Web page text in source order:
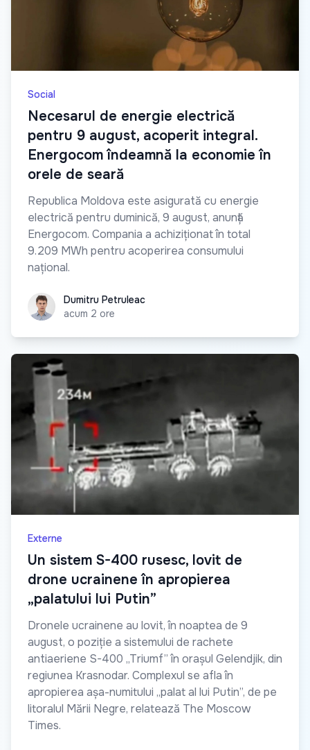
Social
Necesarul de energie electrică
pentru 9 august, acoperit integral.
Energocom îndeamnă la economie în
orele de seară
Republica Moldova este asigurată cu energie
electrică pentru duminică, 9 august, anunță
Energocom. Compania a achiziționat în total
9.209 MWh pentru acoperirea consumului
național.
Dumitru Petruleac
Dumitru Petruleac
acum 2 ore
Externe
Un sistem S-400 rusesc, lovit de
drone ucrainene în apropierea
„palatului lui Putin”
Dronele ucrainene au lovit, în noaptea de 9
august, o poziție a sistemului de rachete
antiaeriene S-400 „Triumf” în orașul Gelendjik, din
regiunea Krasnodar. Complexul se afla în
apropierea așa-numitului „palat al lui Putin”, de pe
litoralul Mării Negre, relatează The Moscow
Times.